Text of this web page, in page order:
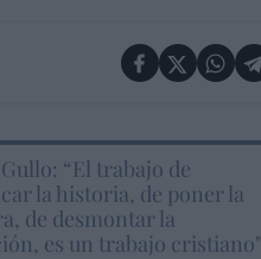
“El trabajo de
la historia, de poner la
de desmontar la
es un trabajo cristiano"